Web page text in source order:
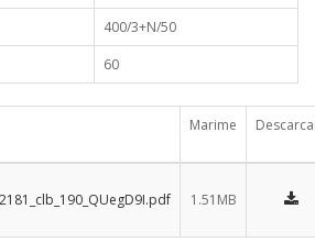
400/3+N/50
60
Marime
1.51MB